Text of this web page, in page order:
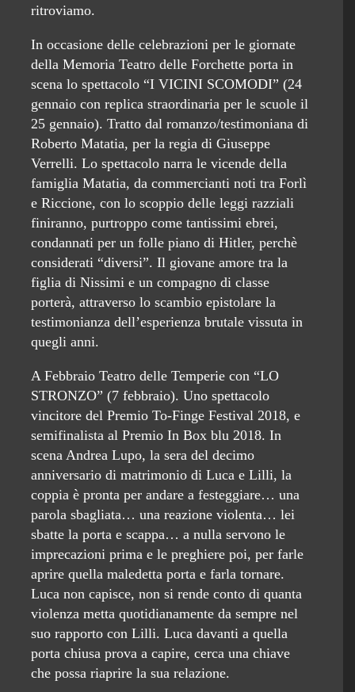
ritroviamo.
In occasione delle celebrazioni per le giornate
della Memoria Teatro delle Forchette porta in
scena lo spettacolo “I VICINI SCOMODI” (24
gennaio con replica straordinaria per le scuole il
25 gennaio). Tratto dal romanzo/testimoniana di
Roberto Matatia, per la regia di Giuseppe
Verrelli. Lo spettacolo narra le vicende della
famiglia Matatia, da commercianti noti tra Forlì
e Riccione, con lo scoppio delle leggi razziali
finiranno, purtroppo come tantissimi ebrei,
condannati per un folle piano di Hitler, perchè
considerati “diversi”. Il giovane amore tra la
figlia di Nissimi e un compagno di classe
porterà, attraverso lo scambio epistolare la
testimonianza dell’esperienza brutale vissuta in
quegli anni.
A Febbraio Teatro delle Temperie con “LO
STRONZO” (7 febbraio). Uno spettacolo
vincitore del Premio To-Finge Festival 2018, e
semifinalista al Premio In Box blu 2018. In
scena Andrea Lupo, la sera del decimo
anniversario di matrimonio di Luca e Lilli, la
coppia è pronta per andare a festeggiare… una
parola sbagliata… una reazione violenta… lei
sbatte la porta e scappa… a nulla servono le
imprecazioni prima e le preghiere poi, per farle
aprire quella maledetta porta e farla tornare.
Luca non capisce, non si rende conto di quanta
violenza metta quotidianamente da sempre nel
suo rapporto con Lilli. Luca davanti a quella
porta chiusa prova a capire, cerca una chiave
che possa riaprire la sua relazione.